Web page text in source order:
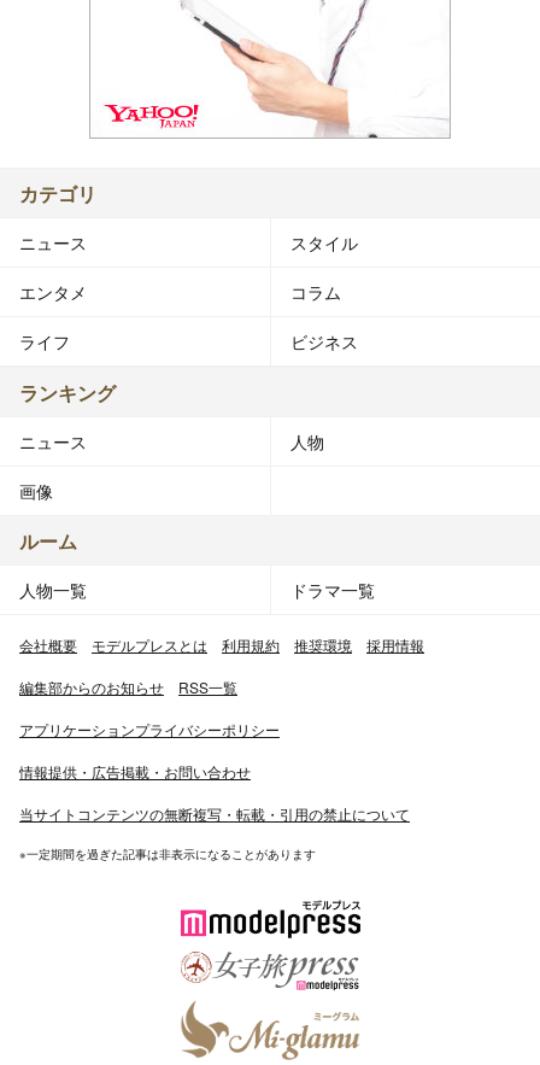
カテゴリ
ニュース スタイル
エンタメ コラム
ライフ ビジネス
ランキング
ニュース 人物
画像
ルーム
人物一覧 ドラマ一覧
会社概要 モデルプレスとは 利用規約 推奨環境 採用情報
編集部からのお知らせ RSS一覧
アプリケーションプライバシーポリシー
情報提供・広告掲載・お問い合わせ
当サイトコンテンツの無断複写・転載・引用の禁止について
※一定期間を過ぎた記事は非表示になることがあります